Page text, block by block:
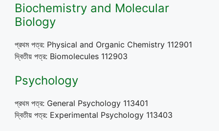
Biochemistry and Molecular
Biology
প্রথম পত্র: Physical and Organic Chemistry 112901
দ্বিতীয় পত্র: Biomolecules 112903
Psychology
প্রথম পত্র: General Psychology 113401
দ্বিতীয় পত্র: Experimental Psychology 113403